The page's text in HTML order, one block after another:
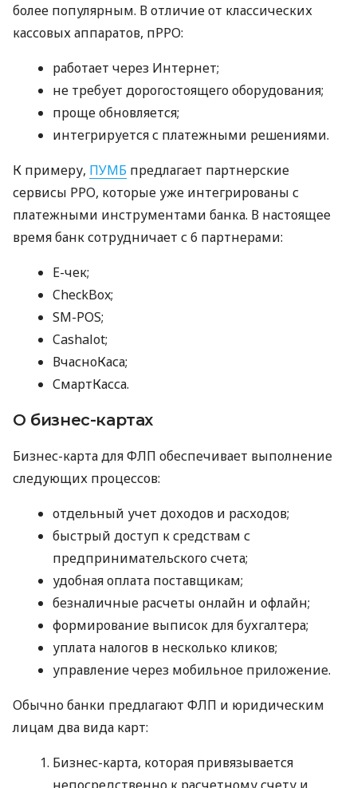
более популярным. В отличие от классических
кассовых аппаратов, пРРО:
работает через Интернет;
не требует дорогостоящего оборудования;
проще обновляется;
интегрируется с платежными решениями.
К примеру, ПУМБ предлагает партнерские
сервисы РРО, которые уже интегрированы с
платежными инструментами банка. В настоящее
время банк сотрудничает с 6 партнерами:
E-чек;
CheckBox;
SM-POS;
Cashalot;
ВчасноКаса;
СмартКасса.
О бизнес-картах
Бизнес-карта для ФЛП обеспечивает выполнение
следующих процессов:
отдельный учет доходов и расходов;
быстрый доступ к средствам с
предпринимательского счета;
удобная оплата поставщикам;
безналичные расчеты онлайн и офлайн;
формирование выписок для бухгалтера;
уплата налогов в несколько кликов;
управление через мобильное приложение.
Обычно банки предлагают ФЛП и юридическим
лицам два вида карт:
Бизнес-карта, которая привязывается